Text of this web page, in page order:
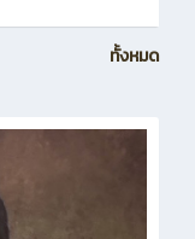
ทั้งหมด